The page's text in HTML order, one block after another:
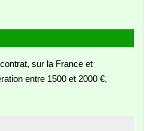
sur la France et
entre 1500 et 2000 €,